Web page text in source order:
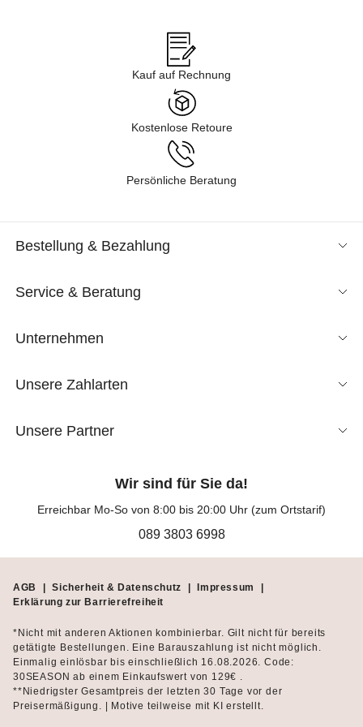
Business über Freizeit & Homewear bis zur Nachtwäsche. Lassen
Sie sich durch unsere Kollektion inspirieren und finden Sie neue
Lieblingsstücke für Ihren Kleiderschrank. Tauchen Sie ein in
unsere Shoppingwelt und lassen Sie sich exklusive Mode
entspannt nach Hause liefern. Wir sind gespannt, was Sie
Kauf auf Rechnung
Kostenlose Retoure
Persönliche Beratung
Bestellung & Bezahlung
Service & Beratung
Unternehmen
Unsere Zahlarten
Unsere Partner
Wir sind für Sie da!
Erreichbar Mo-So von 8:00 bis 20:00 Uhr (zum Ortstarif)
089 3803 6998
AGB Sicherheit & Datenschutz Impressum
Erklärung zur Barrierefreiheit
*Nicht mit anderen Aktionen kombinierbar. Gilt nicht für bereits
getätigte Bestellungen. Eine Barauszahlung ist nicht möglich.
Einmalig einlösbar bis einschließlich 16.08.2026. Code:
30SEASON ab einem Einkaufswert von 129€ .
**Niedrigster Gesamtpreis der letzten 30 Tage vor der
Preisermäßigung. | Motive teilweise mit KI erstellt.